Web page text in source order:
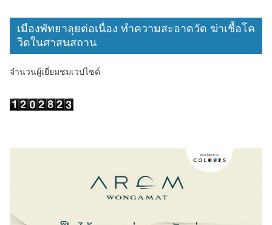
เมืองพัทยาลุยต่อเนื่อง ทำความสะอาดวัด ฆ่าเชื้อโค
วิดในศาสนสถาน
จำนวนผู้เยี่ยมชมเวปไซต์